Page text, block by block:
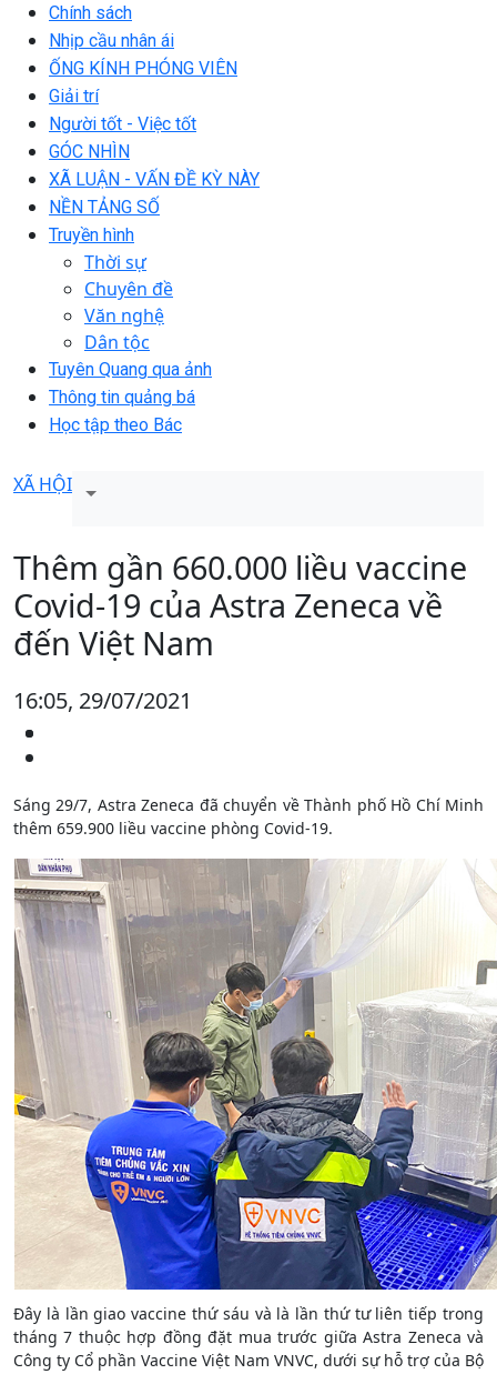
Chính sách
Nhịp cầu nhân ái
ỐNG KÍNH PHÓNG VIÊN
Giải trí
Người tốt - Việc tốt
GÓC NHÌN
XÃ LUẬN - VẤN ĐỀ KỲ NÀY
NỀN TẢNG SỐ
Truyền hình
Thời sự
Chuyên đề
Văn nghệ
Dân tộc
Tuyên Quang qua ảnh
Thông tin quảng bá
Học tập theo Bác
XÃ HỘI
Thêm gần 660.000 liều vaccine
Covid-19 của Astra Zeneca về
đến Việt Nam
16:05, 29/07/2021
Sáng 29/7, Astra Zeneca đã chuyển về Thành phố Hồ Chí Minh
thêm 659.900 liều vaccine phòng Covid-19.
Đây là lần giao vaccine thứ sáu và là lần thứ tư liên tiếp trong
tháng 7 thuộc hợp đồng đặt mua trước giữa Astra Zeneca và
Công ty Cổ phần Vaccine Việt Nam VNVC, dưới sự hỗ trợ của Bộ